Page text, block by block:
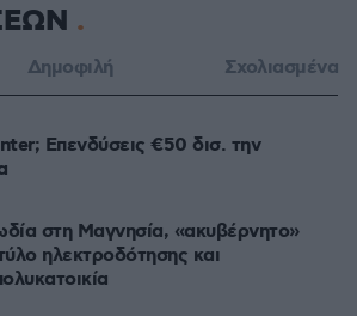
Δημοφιλή Σχολιασμένα
δισ. την
στη Μαγνησία, «ακυβέρνητο»
ηλεκτροδότησης και